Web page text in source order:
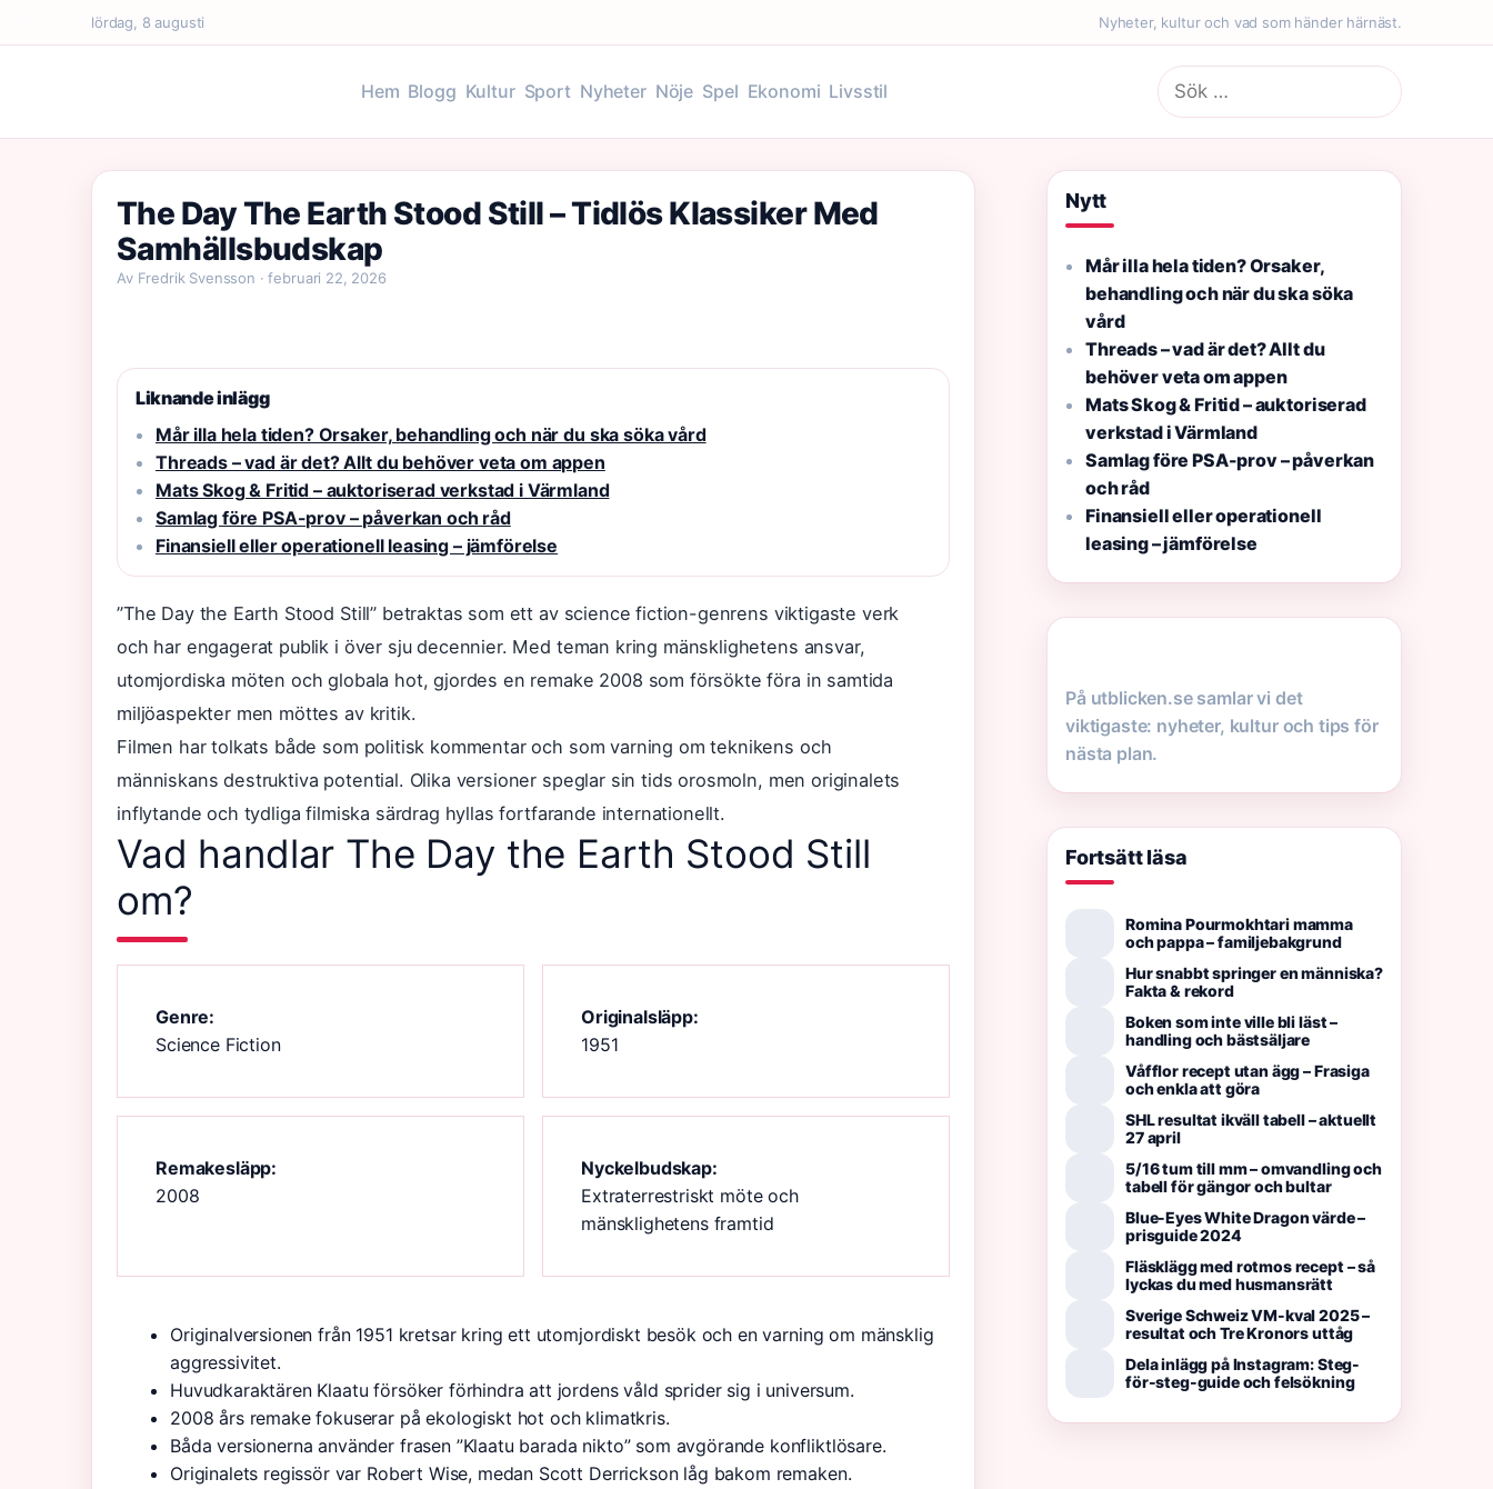
lördag, 8 augusti Nyheter, kultur och vad som händer härnäst.
Hem Blogg Kultur Sport Nyheter Nöje Spel Ekonomi Livsstil
Sök
efter:
The Day The Earth Stood Still – Tidlös Klassiker Med
Samhällsbudskap
Av Fredrik Svensson · februari 22, 2026
Liknande inlägg
Mår illa hela tiden? Orsaker, behandling och när du ska söka vård
Threads – vad är det? Allt du behöver veta om appen
Mats Skog & Fritid – auktoriserad verkstad i Värmland
Samlag före PSA-prov – påverkan och råd
Finansiell eller operationell leasing – jämförelse
”The Day the Earth Stood Still” betraktas som ett av science fiction-genrens viktigaste verk
och har engagerat publik i över sju decennier. Med teman kring mänsklighetens ansvar,
utomjordiska möten och globala hot, gjordes en remake 2008 som försökte föra in samtida
miljöaspekter men möttes av kritik.
Filmen har tolkats både som politisk kommentar och som varning om teknikens och
människans destruktiva potential. Olika versioner speglar sin tids orosmoln, men originalets
inflytande och tydliga filmiska särdrag hyllas fortfarande internationellt.
Vad handlar The Day the Earth Stood Still
om?
Genre:
Science Fiction
Originalsläpp:
1951
Remakesläpp:
2008
Nyckelbudskap:
Extraterrestriskt möte och
mänsklighetens framtid
Originalversionen från 1951 kretsar kring ett utomjordiskt besök och en varning om mänsklig
aggressivitet.
Huvudkaraktären Klaatu försöker förhindra att jordens våld sprider sig i universum.
2008 års remake fokuserar på ekologiskt hot och klimatkris.
Båda versionerna använder frasen ”Klaatu barada nikto” som avgörande konfliktlösare.
Originalets regissör var Robert Wise, medan Scott Derrickson låg bakom remaken.
Nytt
Mår illa hela tiden? Orsaker,
behandling och när du ska söka
vård
Threads – vad är det? Allt du
behöver veta om appen
Mats Skog & Fritid – auktoriserad
verkstad i Värmland
Samlag före PSA-prov – påverkan
och råd
Finansiell eller operationell
leasing – jämförelse
På utblicken.se samlar vi det
viktigaste: nyheter, kultur och tips för
nästa plan.
Fortsätt läsa
Romina Pourmokhtari mamma
och pappa – familjebakgrund
Hur snabbt springer en människa?
Fakta & rekord
Boken som inte ville bli läst –
handling och bästsäljare
Våfflor recept utan ägg – Frasiga
och enkla att göra
SHL resultat ikväll tabell – aktuellt
27 april
5/16 tum till mm – omvandling och
tabell för gängor och bultar
Blue-Eyes White Dragon värde –
prisguide 2024
Fläsklägg med rotmos recept – så
lyckas du med husmansrätt
Sverige Schweiz VM-kval 2025 –
resultat och Tre Kronors uttåg
Dela inlägg på Instagram: Steg-
för-steg-guide och felsökning